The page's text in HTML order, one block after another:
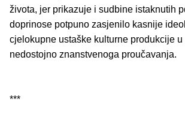
života, jer prikazuje i sudbine istaknutih
doprinose potpuno zasjenilo kasnije
cjelokupne ustaške kulturne produkcije
nedostojno znanstvenoga proučavanja.
***